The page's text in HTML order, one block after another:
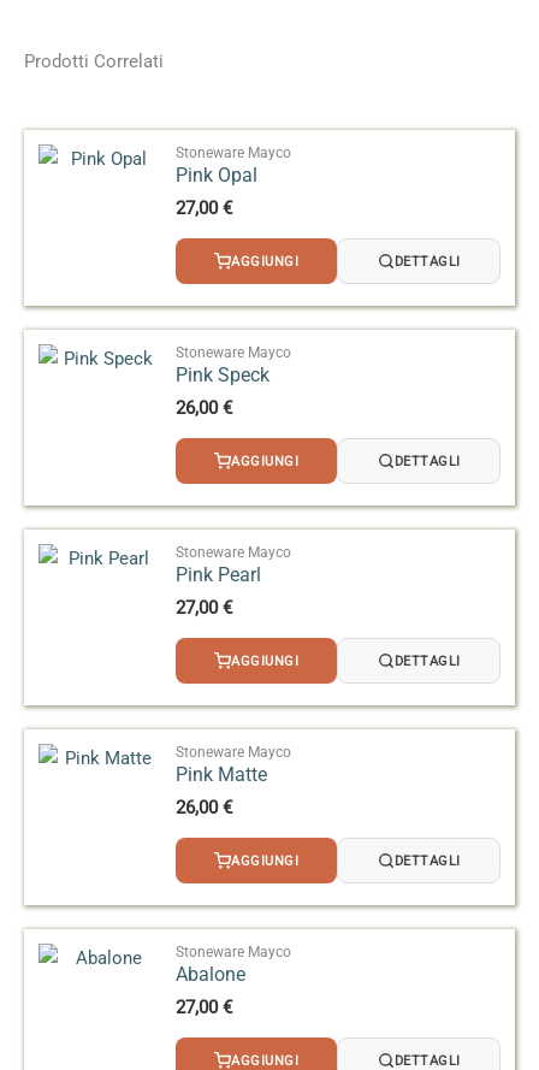
Formato
Prodotti Correlati
Stoneware Mayco
Pink Opal
27,00€
AGGIUNGI DETTAGLI
Stoneware Mayco
Pink Speck
26,00€
AGGIUNGI DETTAGLI
Stoneware Mayco
Pink Pearl
27,00€
AGGIUNGI DETTAGLI
Stoneware Mayco
Pink Matte
26,00€
AGGIUNGI DETTAGLI
Stoneware Mayco
Abalone
27,00€
AGGIUNGI DETTAGLI